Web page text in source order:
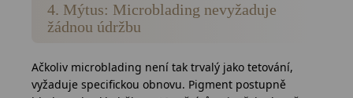
4. Mýtus: Microblading nevyžaduje
žádnou údržbu
Ačkoliv microblading není tak trvalý jako tetování,
vyžaduje specifickou obnovu. Pigment postupně